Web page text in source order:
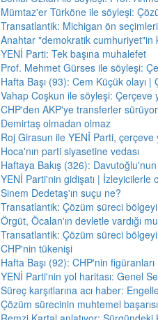
Mümtaz'er Türköne ile söyleşi:
Transatlantik: Michigan ön
Anahtar "demokratik cumhuriyet"in
YENİ Parti: Tek başına muhalefet
Prof. Mehmet Gürses ile söyleşi:
Hafta Başı (93): Cem Küçük olayı
Vahap Coşkun ile söyleşi: Çerçeve
CHP'den AKP'ye transferler
Demirtaş olmadan olmaz
Roj Girasun ile YENİ Parti,
Hoca'nın parti siyasetine vedası
Haftaya Bakış (326):
YENİ Parti'nin gidişatı | İzleyicilerle
Sinem Dedetaş'ın suçu ne?
Transatlantik: Çözüm süreci
Örgüt, Öcalan'ın devletle vardığı
Transatlantik: Çözüm süreci
CHP'nin tükenişi
Hafta Başı (92): CHP'nin
YENİ Parti'nin yol haritası: Genel
Süreç karşıtlarına acı haber:
Çözüm sürecinin muhtemel